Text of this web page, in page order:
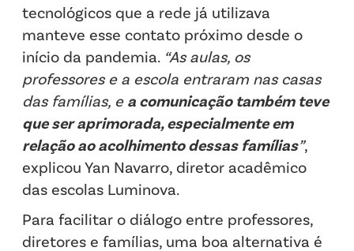
tecnológicos que a rede já utilizava
manteve esse contato próximo desde o
início da pandemia. “As aulas, os
professores e a escola entraram nas casas
das famílias, e a comunicação também teve
que ser aprimorada, especialmente em
relação ao acolhimento dessas famílias”,
explicou Yan Navarro, diretor acadêmico
das escolas Luminova.
Para facilitar o diálogo entre professores,
diretores e famílias, uma boa alternativa é